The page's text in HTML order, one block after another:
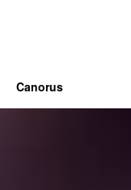
Canorus